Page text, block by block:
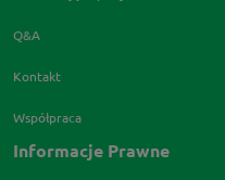
Q&A
Kontakt
Współpraca
Informacje Prawne